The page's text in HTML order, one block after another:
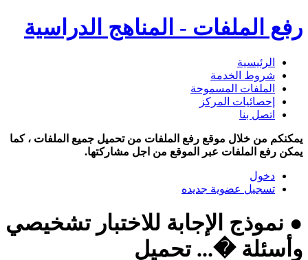
رفع الملفات - المناهج الدراسية
الرئيسية
شروط الخدمة
الملفات المسموحة
إحصائيات المركز
اتصل بنا
يمكنكم من خلال موقع رفع الملفات من تحميل جميع الملفات ، كما
يمكن رفع الملفات عبر الموقع من اجل مشاركتها.
دخول
تسجيل عضوية جديده
● نموذج الإجابة للاختبار تشخيصي
وأسئلة �... تحميل